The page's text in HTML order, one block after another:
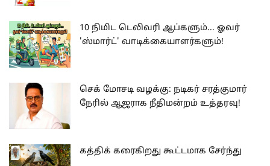
10 நிமிட டெலிவரி ஆப்களும்... ஓவர்
'ஸ்மார்ட்' வாடிக்கையாளர்களும்!
செக் மோசடி வழக்கு: நடிகர் சரத்குமார்
நேரில் ஆஜராக நீதிமன்றம் உத்தரவு!
கத்திக் கரைகிறது கூட்டமாக சேர்ந்து